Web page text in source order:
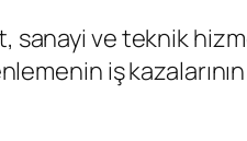
ve teknik
iş